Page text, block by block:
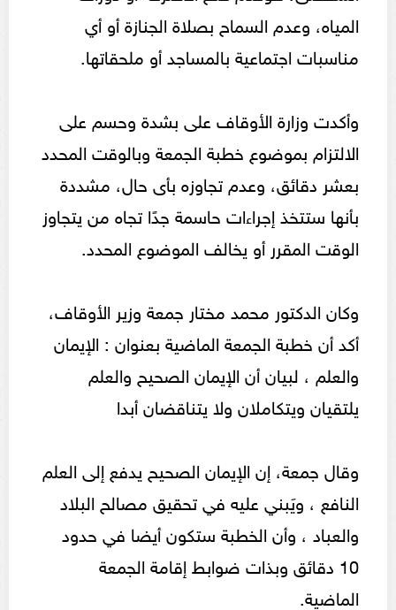
المياه، وعدم السماح بصلاة الجنازة أو أي
مناسبات اجتماعية بالمساجد أو ملحقاتها.
وأكدت وزارة الأوقاف على بشدة وحسم على
الالتزام بموضوع خطبة الجمعة وبالوقت المحدد
بعشر دقائق، وعدم تجاوزه بأى حال، مشددة
بأنها ستتخذ إجراءات حاسمة جدًا تجاه من يتجاوز
الوقت المقرر أو يخالف الموضوع المحدد.
وكان الدكتور محمد مختار جمعة وزير الأوقاف،
أكد أن خطبة الجمعة الماضية بعنوان : الإيمان
والعلم ، لبيان أن الإيمان الصحيح والعلم
يلتقيان ويتكاملان ولا يتناقضان أبدا
وقال جمعة، إن الإيمان الصحيح يدفع إلى العلم
النافع ، ويَبني عليه في تحقيق مصالح البلاد
والعباد ، وأن الخطبة ستكون أيضا في حدود
10 دقائق وبذات ضوابط إقامة الجمعة
الماضية.